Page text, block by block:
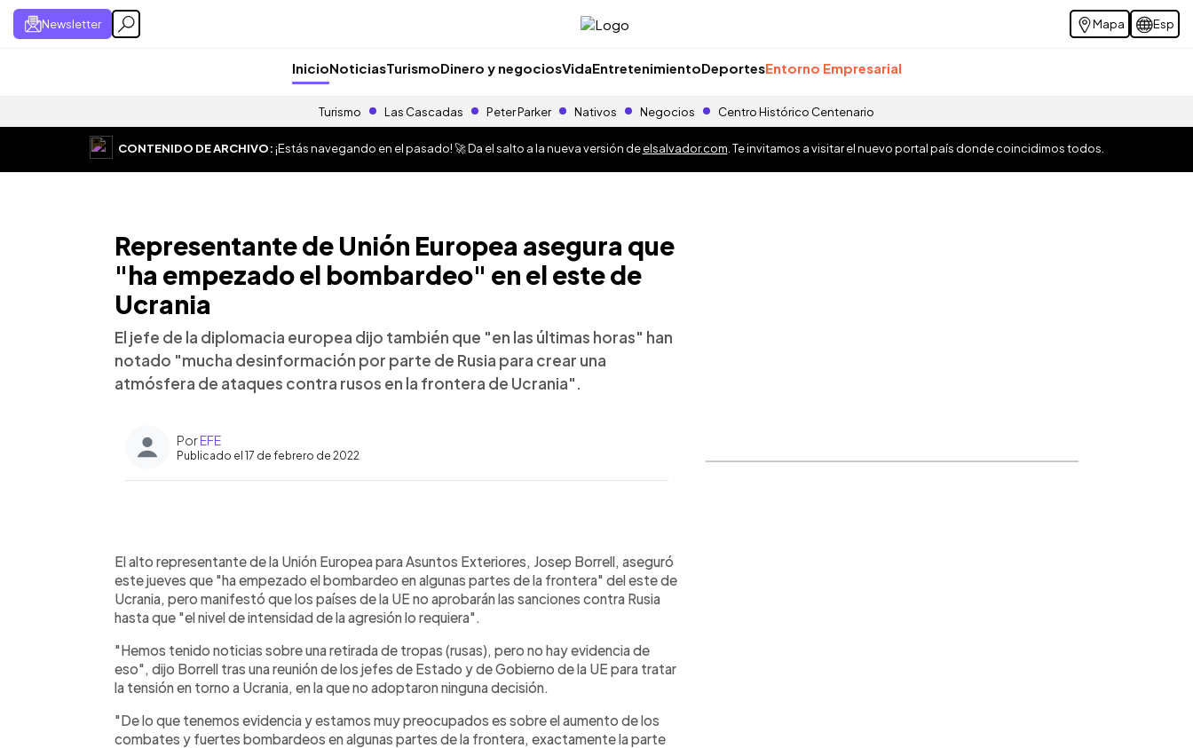
Newsletter Mapa Esp
InicioNoticiasTurismoDinero y negociosVidaEntretenimientoDeportesEntorno Empresarial
Turismo Las Cascadas Peter Parker Nativos Negocios Centro Histórico Centenario
CONTENIDO DE ARCHIVO:¡Estás navegando en el pasado! 🚀 Da el salto a la nueva versión deelsalvador.com . Te invitamos a visitar el nuevo portal país donde coincidimos todos.
Representante de Unión Europea asegura que
"ha empezado el bombardeo" en el este de
Ucrania
El jefe de la diplomacia europea dijo también que "en las últimas horas" han
notado "mucha desinformación por parte de Rusia para crear una
atmósfera de ataques contra rusos en la frontera de Ucrania".
PorEFE
Publicado el 17 de febrero de 2022
Escuchar artículo
El alto representante de la Unión Europea para Asuntos Exteriores, Josep Borrell, aseguró
este jueves que "ha empezado el bombardeo en algunas partes de la frontera" del este de
Ucrania, pero manifestó que los países de la UE no aprobarán las sanciones contra Rusia
hasta que "el nivel de intensidad de la agresión lo requiera".
"Hemos tenido noticias sobre una retirada de tropas (rusas), pero no hay evidencia de
eso", dijo Borrell tras una reunión de los jefes de Estado y de Gobierno de la UE para tratar
la tensión en torno a Ucrania, en la que no adoptaron ninguna decisión.
"De lo que tenemos evidencia y estamos muy preocupados es sobre el aumento de los
combates y fuertes bombardeos en algunas partes de la frontera, exactamente la parte